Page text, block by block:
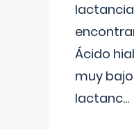
Ácido
muy
lactanc...